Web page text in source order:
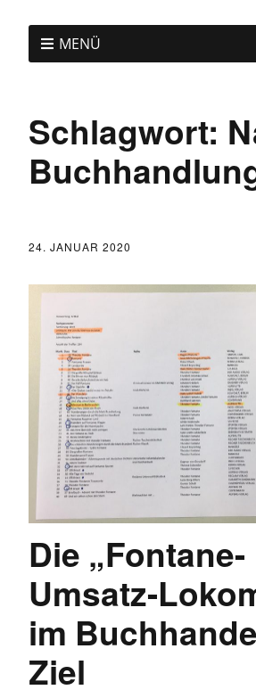
MENÜ
Schlagwort:
24. JANUAR 2020
Die „Fontane-
Umsatz-
im
Ziel